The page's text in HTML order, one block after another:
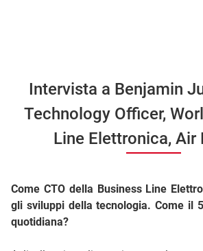
Intervista a Benjamin
Technology Officer,
Line Elettronica, Air
Come CTO della Business Line
gli sviluppi della tecnologia. Come il
quotidiana?